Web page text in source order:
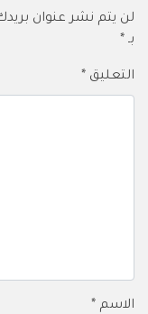
لن يتم نشر عنوان بريدك
بـ *
التعليق *
الاسم *